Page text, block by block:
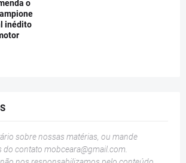
o
inédito
sobre nossas matérias, ou mande
do contato mobceara@gmail.com.